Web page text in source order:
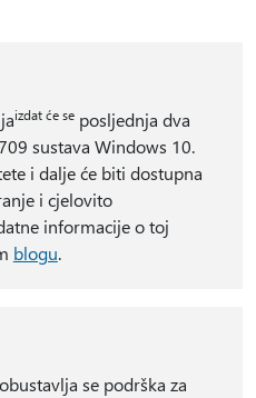
izdat će seposljednja dva
sustava Windows 10.
i dalje će biti dostupna
i cjelovito
informacije o toj
blogu.
se podrška za